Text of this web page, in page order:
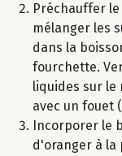
Préchauffer le
mélanger les
dans la
fourchette.
liquides sur
avec un fouet
Incorporer le
d'oranger à la